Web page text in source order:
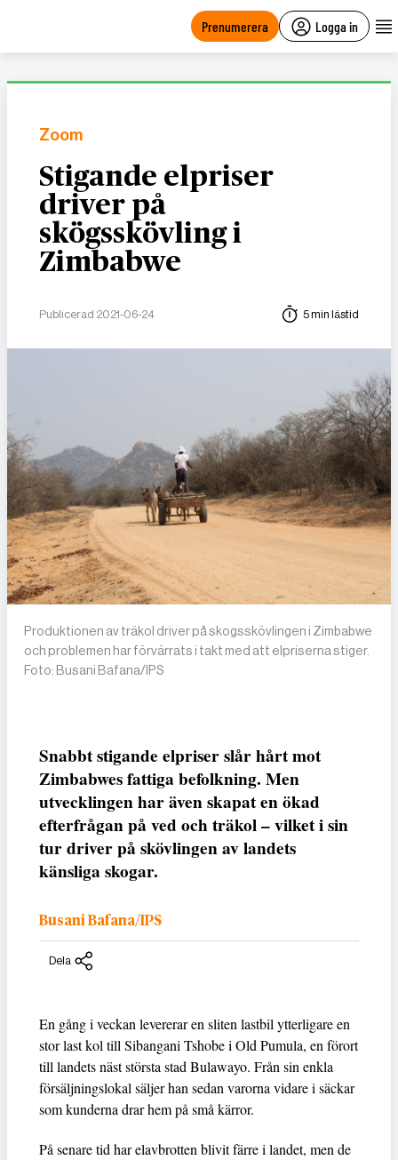
Prenumerera Logga in
Zoom
Stigande elpriser
driver på
skögsskövling i
Zimbabwe
Publicerad 2021-06-24 5 min lästid
Produktionen av träkol driver på skogsskövlingen i Zimbabwe
och problemen har förvärrats i takt med att elpriserna stiger.
Foto: Busani Bafana/IPS
Snabbt stigande elpriser slår hårt mot
Zimbabwes fattiga befolkning. Men
utvecklingen har även skapat en ökad
efterfrågan på ved och träkol – vilket i sin
tur driver på skövlingen av landets
känsliga skogar.
Busani Bafana/IPS
Dela
En gång i veckan levererar en sliten lastbil ytterligare en
stor last kol till Sibangani Tshobe i Old Pumula, en förort
till landets näst största stad Bulawayo. Från sin enkla
försäljningslokal säljer han sedan varorna vidare i säckar
som kunderna drar hem på små kärror.
På senare tid har elavbrotten blivit färre i landet, men de